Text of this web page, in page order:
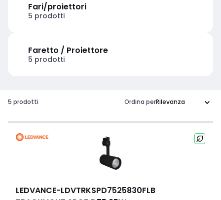
Fari/proiettori
5 prodotti
Faretto / Proiettore
5 prodotti
5 prodotti Ordina per
LEDVANCE-LDVTRKSPD7525830FLB